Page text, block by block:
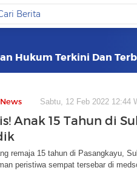
Hukum Terkini Dan
Sabtu, 12 Feb 2022 12:44
Anak 15 Tahun di
remaja 15 tahun di Pasangkayu,
peristiwa sempat tersebar di